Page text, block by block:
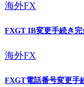
海外FX
FXGT IB変更手続き完
海外FX
FXGT電話番号変更手